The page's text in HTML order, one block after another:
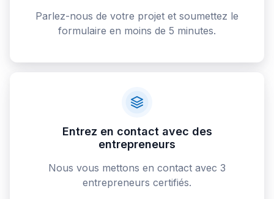
Parlez-nous de votre projet et soumettez le
formulaire en moins de 5 minutes.
Entrez en contact avec des
entrepreneurs
Nous vous mettons en contact avec 3
entrepreneurs certifiés.